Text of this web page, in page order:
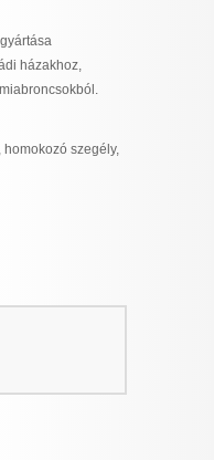
házakhoz,
szegély,